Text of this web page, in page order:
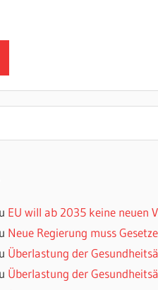
EU will ab 2035 keine neuen
Neue Regierung muss
Überlastung der
Überlastung der